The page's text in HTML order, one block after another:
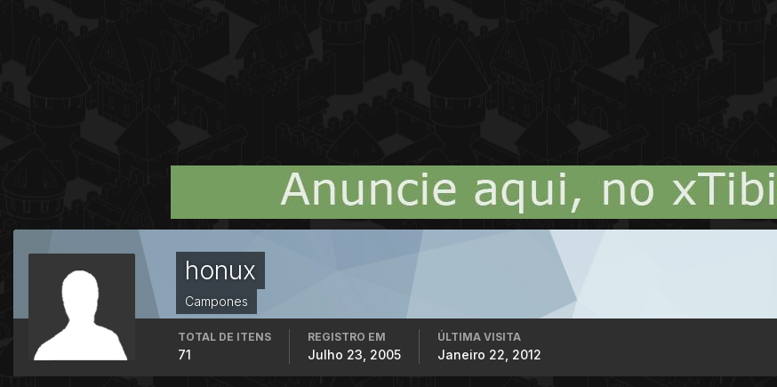
honux
Campones
TOTAL DE ITENS
71
REGISTRO EM
Julho 23, 2005
ÚLTIMA VISITA
Janeiro 22, 2012